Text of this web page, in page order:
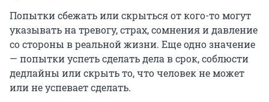
Попытки сбежать или скрыться от кого-то могут
указывать на тревогу, страх, сомнения и давление
со стороны в реальной жизни. Еще одно значение
— попытки успеть сделать дела в срок, соблюсти
дедлайны или скрыть то, что человек не может
или не успевает сделать.